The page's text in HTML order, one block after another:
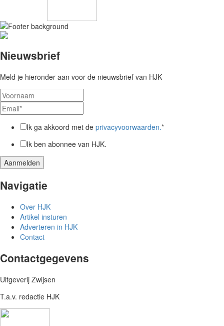
Nieuwsbrief
Meld je hieronder aan voor de nieuwsbrief van HJK
Ik ga akkoord met de privacyvoorwaarden.*
Ik ben abonnee van HJK.
Navigatie
Over HJK
Artikel insturen
Adverteren in HJK
Contact
Contactgegevens
Uitgeverij Zwijsen
T.a.v. redactie HJK